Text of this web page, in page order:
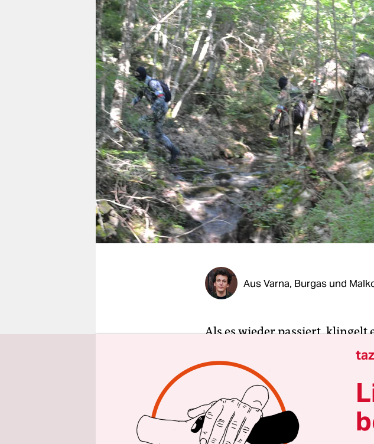
berlin
nord
wahrheit
verlag
verlag
veranstaltungen
shop
fragen & hilfe
unterstützen
abo
Aus Varna, Burgas und
Als es wieder passiert, klingelt
vollgeaschten Tisch. Vladimir
geht ins Leere, der
Frankreich“, sagt er.
Zwei Stunden zuvor haben
überfallen und den Pfarrer
taz